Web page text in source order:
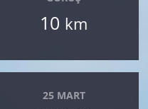
10 km
25 MART